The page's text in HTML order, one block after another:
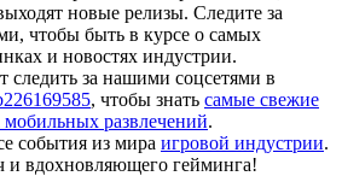
новые релизы. Следите за
чтобы быть в курсе о самых
и новостях индустрии.
следить за нашими соцсетями в
, чтобы знать самые свежие
развлечений.
события из мира игровой индустрии.
и вдохновляющего гейминга!